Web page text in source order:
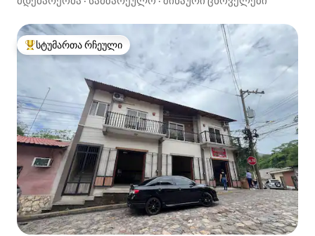
სტუმართა რჩეული მოწინავე ვარიანტი
სტუმართა რჩეული